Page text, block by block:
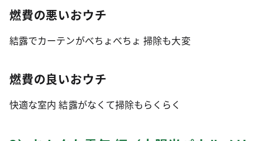
燃費の悪いおウチ
結露でカーテンがべちょべちょ 掃除も大変
燃費の良いおウチ
快適な室内 結露がなくて掃除もらくらく